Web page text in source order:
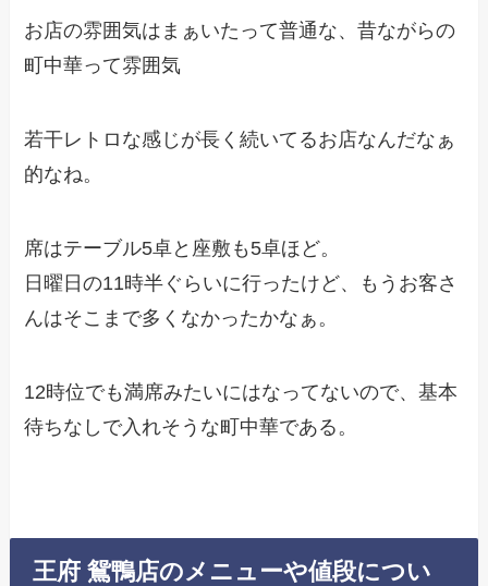
お店の雰囲気はまぁいたって普通な、昔ながらの
町中華って雰囲気
若干レトロな感じが長く続いてるお店なんだなぁ
的なね。
席はテーブル5卓と座敷も5卓ほど。
日曜日の11時半ぐらいに行ったけど、もうお客さ
んはそこまで多くなかったかなぁ。
12時位でも満席みたいにはなってないので、基本
待ちなしで入れそうな町中華である。
王府 鴛鴨店のメニューや値段につい